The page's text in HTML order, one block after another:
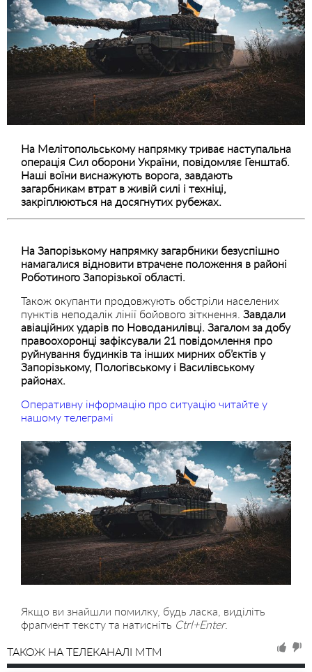
На Мелітопольському напрямку триває наступальна
операція Сил оборони України, повідомляє Генштаб.
Наші воїни виснажують ворога, завдають
загарбникам втрат в живій силі і техніці,
закріплюються на досягнутих рубежах.
На Запорізькому напрямку загарбники безуспішно
намагалися відновити втрачене положення в районі
Роботиного Запорізької області.
Також окупанти продовжують обстріли населених
пунктів неподалік лінії бойового зіткнення. Завдали
авіаційних ударів по Новоданилівці. Загалом за добу
правоохоронці зафіксували 21 повідомлення про
руйнування будинків та інших мирних об’єктів у
Запорізькому, Пологівському і Василівському
районах.
Оперативну інформацію про ситуацію читайте у
нашому телеграмі
Якщо ви знайшли помилку, будь ласка, виділіть
фрагмент тексту та натисніть Ctrl+Enter.
ТАКОЖ НА ТЕЛЕКАНАЛІ MTM